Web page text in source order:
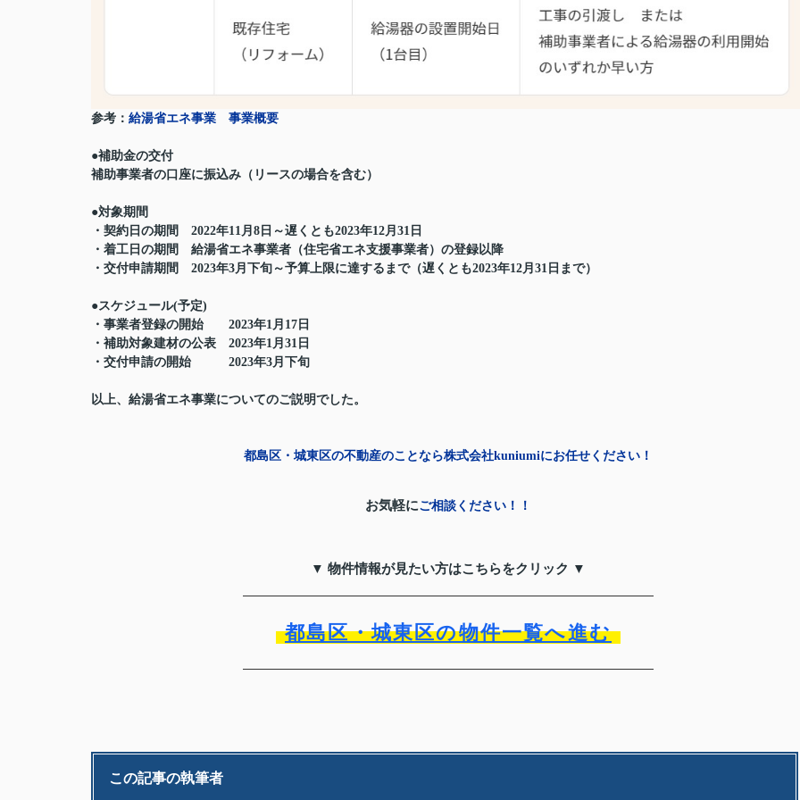
参考： 給湯省エネ事業 事業概要
●補助金の交付
補助事業者の口座に振込み（リースの場合を含む）
●対象期間
・契約日の期間 2022年11月8日～遅くとも2023年12月31日
・着工日の期間 給湯省エネ事業者（住宅省エネ支援事業者）の登録以降
・交付申請期間 2023年3月下旬～予算上限に達するまで（遅くとも2023年12月31日まで）
●スケジュール(予定)
・事業者登録の開始 2023年1月17日
・補助対象建材の公表 2023年1月31日
・交付申請の開始 2023年3月下旬
以上、給湯省エネ事業についてのご説明でした。
都島区・城東区の不動産のことなら株式会社kuniumiにお任せください！
お気軽にご相談ください！！
▼ 物件情報が見たい方はこちらをクリック ▼
都島区・城東区の物件一覧へ進む
この記事の執筆者